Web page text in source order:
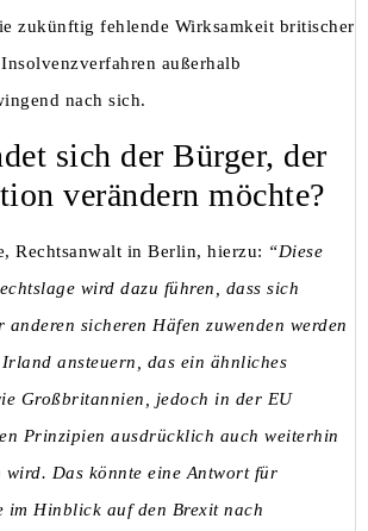
zukünftig fehlende Wirksamkeit britischer
außerhalb
nach sich.
sich der Bürger, der
verändern möchte?
Rechtsanwalt in Berlin, hierzu: “Diese
wird dazu führen, dass sich
anderen sicheren Häfen zuwenden werden
ansteuern, das ein ähnliches
Großbritannien, jedoch in der EU
Prinzipien ausdrücklich auch weiterhin
wird. Das könnte eine Antwort für
im Hinblick auf den Brexit nach